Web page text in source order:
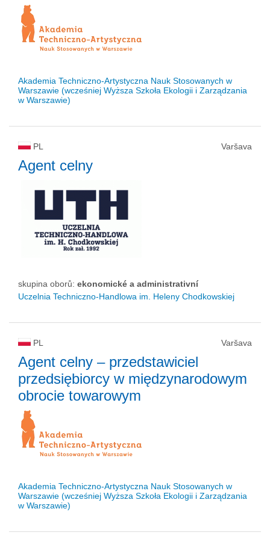
Akademia Techniczno-Artystyczna Nauk Stosowanych w
Warszawie (wcześniej Wyższa Szkoła Ekologii i Zarządzania
w Warszawie)
PL Varšava
Agent celny
skupina oborů: ekonomické a administrativní
Uczelnia Techniczno-Handlowa im. Heleny Chodkowskiej
PL Varšava
Agent celny – przedstawiciel
przedsiębiorcy w międzynarodowym
obrocie towarowym
Akademia Techniczno-Artystyczna Nauk Stosowanych w
Warszawie (wcześniej Wyższa Szkoła Ekologii i Zarządzania
w Warszawie)